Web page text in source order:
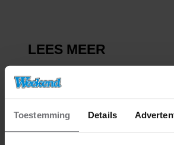
Toestemming Details